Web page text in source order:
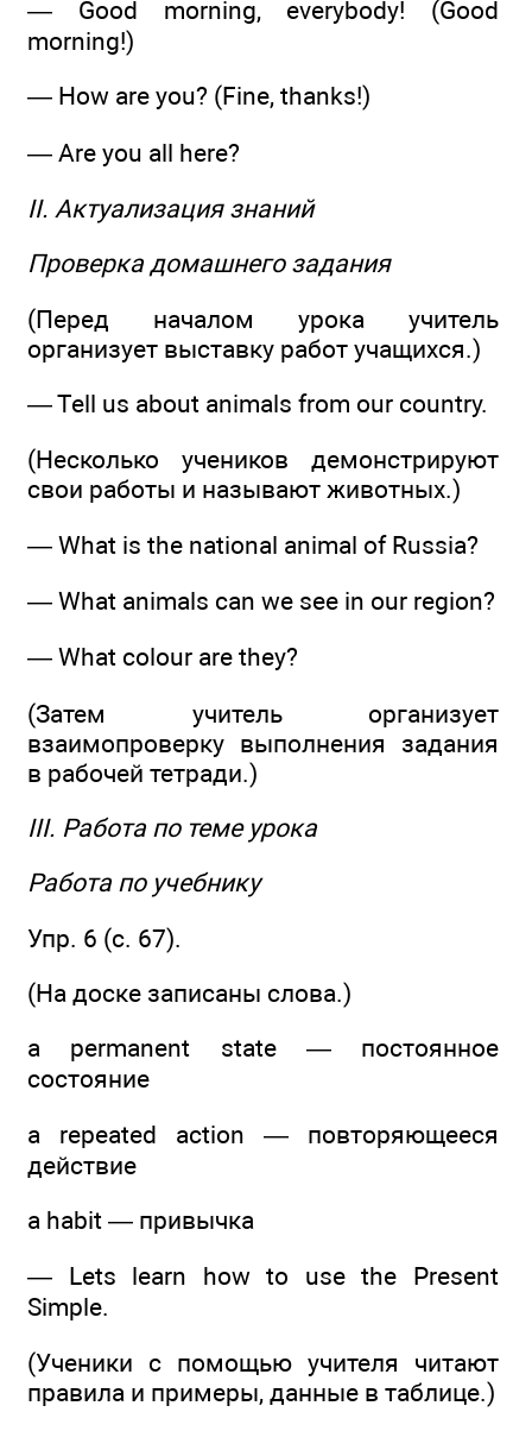
— Good morning, everybody! (Good
morning!)
— How are you? (Fine, thanks!)
— Are you all here?
II. Актуализация знаний
Проверка домашнего задания
(Перед началом урока учитель
организует выставку работ учащихся.)
— Tell us about animals from our country.
(Несколько учеников демонстрируют
свои работы и называют животных.)
— What is the national animal of Russia?
— What animals can we see in our region?
— What colour are they?
(Затем учитель организует
взаимопроверку выполнения задания
в рабочей тетради.)
III. Работа по теме урока
Работа по учебнику
Упр. 6 (с. 67).
(На доске записаны слова.)
a permanent state — постоянное
состояние
a repeated action — повторяющееся
действие
a habit — привычка
— Lets learn how to use the Present
Simple.
(Ученики с помощью учителя читают
правила и примеры, данные в таблице.)